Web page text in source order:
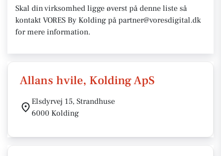
Skal din virksomhed ligge øverst på denne liste så
kontakt VORES By Kolding på partner@voresdigital.dk
for mere information.
Allans hvile, Kolding ApS
Elsdyrvej 15, Strandhuse
6000 Kolding